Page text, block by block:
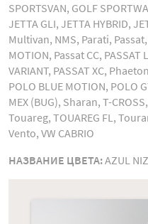
SPORTSVAN, GOLF
JETTA GLI, JETTA HYBRID,
Multivan, NMS, Parati, Passat,
MOTION, Passat CC, PASSAT
VARIANT, PASSAT XC,
POLO BLUE MOTION, POLO
MEX (BUG), Sharan, T-
Touareg, TOUAREG FL,
Vento, VW CABRIO
НАЗВАНИЕ ЦВЕТА:AZUL